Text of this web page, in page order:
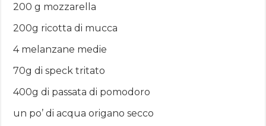
200 g mozzarella
200g ricotta di mucca
4 melanzane medie
70g di speck tritato
400g di passata di pomodoro
un po’ di acqua origano secco